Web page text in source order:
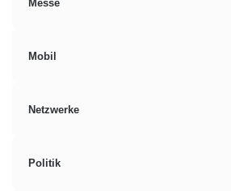
Messe
Mobil
Netzwerke
Politik